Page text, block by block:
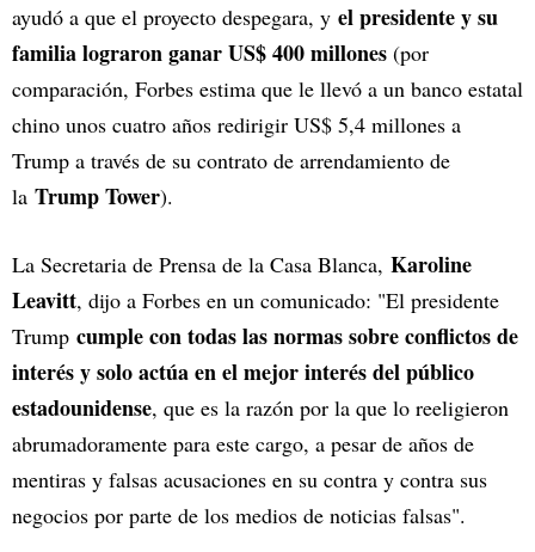
ayudó a que el proyecto despegara, y el presidente y su
familia lograron ganar US$ 400 millones (por
comparación, Forbes estima que le llevó a un banco estatal
chino unos cuatro años redirigir US$ 5,4 millones a
Trump a través de su contrato de arrendamiento de
la Trump Tower).
La Secretaria de Prensa de la Casa Blanca, Karoline
Leavitt, dijo a Forbes en un comunicado: "El presidente
Trump cumple con todas las normas sobre conflictos de
interés y solo actúa en el mejor interés del público
estadounidense, que es la razón por la que lo reeligieron
abrumadoramente para este cargo, a pesar de años de
mentiras y falsas acusaciones en su contra y contra sus
negocios por parte de los medios de noticias falsas".